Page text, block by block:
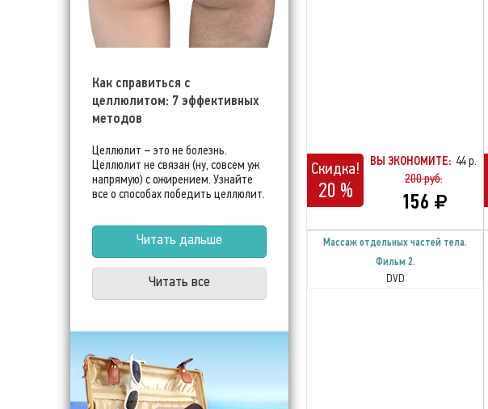
Как справиться с
целлюлитом: 7 эффективных
методов
Целлюлит – это не болезнь.
Целлюлит не связан (ну, совсем уж
напрямую) с ожирением. Узнайте
все о способах победить целлюлит.
Читать дальше
Читать все
Скидка!
20 %
ВЫ ЭКОНОМИТЕ: 44 р.
200 руб.
156
Массаж отдельных частей тела.
Фильм 2.
DVD